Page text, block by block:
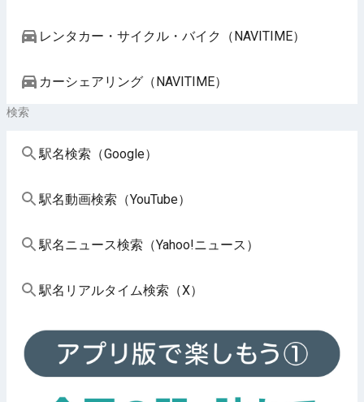
レンタカー・サイクル・バイク（NAVITIME）
カーシェアリング（NAVITIME）
検索
駅名検索（Google）
駅名動画検索（YouTube）
駅名ニュース検索（Yahoo!ニュース）
駅名リアルタイム検索（X）